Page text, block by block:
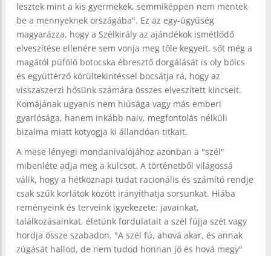
lesztek mint a kis gyermekek, semmiképpen nem mentek
be a mennyeknek országába". Ez az egy-ügyűség
magyarázza, hogy a Szélkirály az ajándékok ismétlődő
elveszítése ellenére sem vonja meg tőle kegyeit, sőt még a
magától püfölő botocska ébresztő dorgálását is oly bölcs
és együttérző körültekintéssel bocsátja rá, hogy az
visszaszerzi hősünk számára összes elveszített kincseit.
Komájának ugyanis nem hiúsága vagy más emberi
gyarlósága, hanem inkább naiv, megfontolás nélküli
bizalma miatt kotyogja ki állandóan titkait.
A mese lényegi mondanivalójához azonban a "szél"
mibenléte adja meg a kulcsot. A történetből világossá
válik, hogy a hétköznapi tudat racionális és számító rendje
csak szűk korlátok között irányíthatja sorsunkat. Hiába
reményeink és terveink igyekezete: javainkat,
találkozásainkat, életünk fordulatait a szél fújja szét vagy
hordja össze szabadon. "A szél fú, ahová akar, és annak
zúgását hallod, de nem tudod honnan jő és hová megy"